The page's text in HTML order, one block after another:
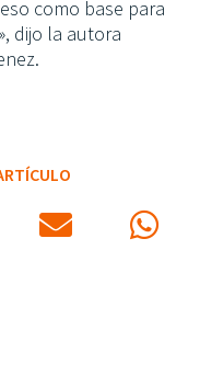
como base para
dijo la autora